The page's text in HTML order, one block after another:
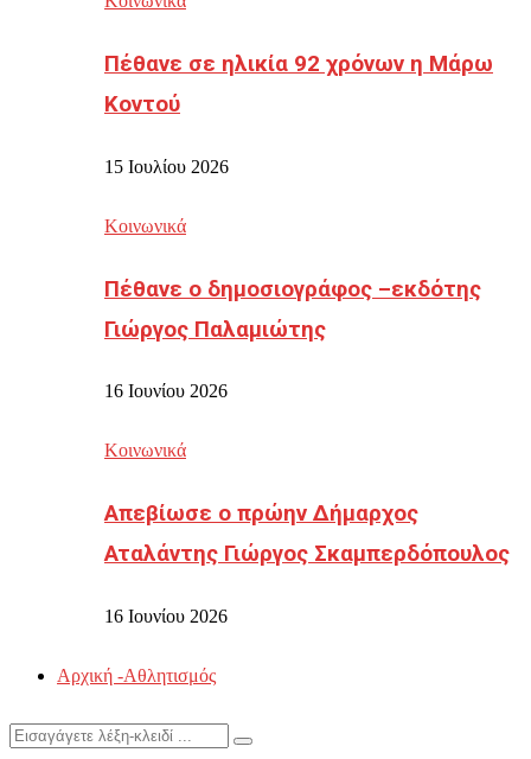
Πέθανε σε ηλικία 92 χρόνων η Μάρω
Κοντού
15 Ιουλίου 2026
Κοινωνικά
Πέθανε ο δημοσιογράφος –εκδότης
Γιώργος Παλαμιώτης
16 Ιουνίου 2026
Κοινωνικά
Απεβίωσε ο πρώην Δήμαρχος
Αταλάντης Γιώργος Σκαμπερδόπουλος
16 Ιουνίου 2026
Αρχική -Αθλητισμός
Search
Search